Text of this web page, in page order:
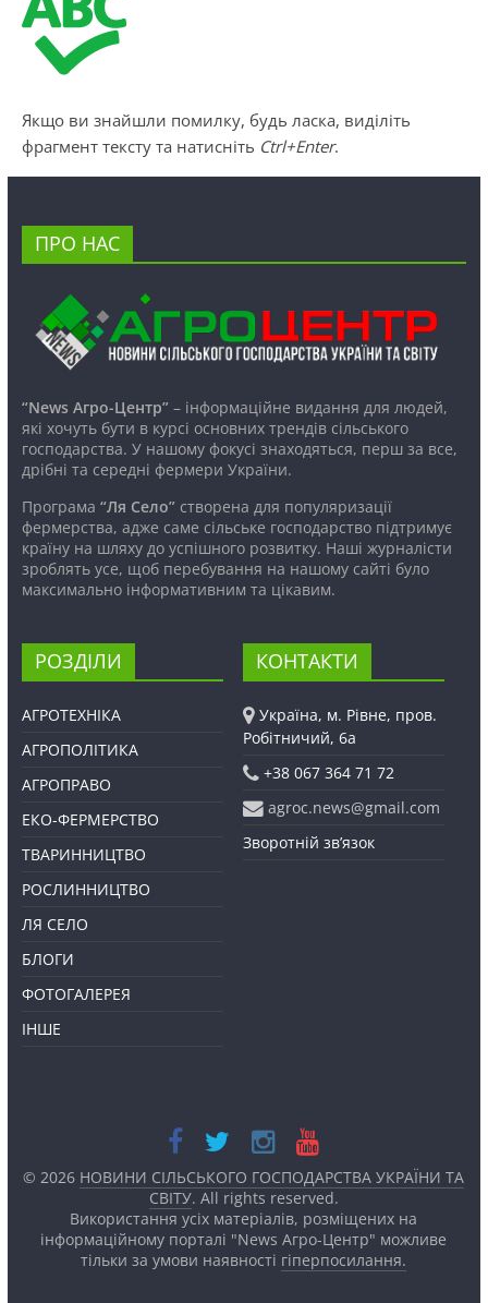
Якщо ви знайшли помилку, будь ласка, виділіть
фрагмент тексту та натисніть Ctrl+Enter.
ПРО НАС
“News Агро-Центр”– інформаційне видання для людей,
які хочуть бути в курсі основних трендів сільського
господарства. У нашому фокусі знаходяться, перш за все,
дрібні та середні фермери України.
Програма “Ля Село”створена для популяризації
фермерства, адже саме сільське господарство підтримує
країну на шляху до успішного розвитку. Наші журналісти
зроблять усе, щоб перебування на нашому сайті було
максимально інформативним та цікавим.
РОЗДІЛИ
АГРОТЕХНІКА
АГРОПОЛІТИКА
АГРОПРАВО
ЕКО-ФЕРМЕРСТВО
ТВАРИННИЦТВО
РОСЛИННИЦТВО
ЛЯ СЕЛО
БЛОГИ
ФОТОГАЛЕРЕЯ
ІНШЕ
КОНТАКТИ
Україна, м. Рівне, пров.
Робітничий, 6а
+38 067 364 71 72
agroc.news@gmail.com
Зворотній зв’язок
© 2026 НОВИНИ СІЛЬСЬКОГО ГОСПОДАРСТВА УКРАЇНИ ТА
СВІТУ. All rights reserved.
Використання усіх матеріалів, розміщених на
інформаційному порталі "News Агро-Центр" можливе
тільки за умови наявності гіперпосилання.